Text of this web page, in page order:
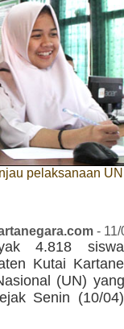
pelaksanaan
-
4.818
Kutai
(UN)
Senin (10/